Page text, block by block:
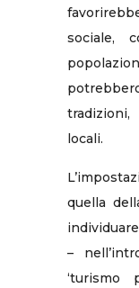
sociale,
locali.
quella
–
‘turismo